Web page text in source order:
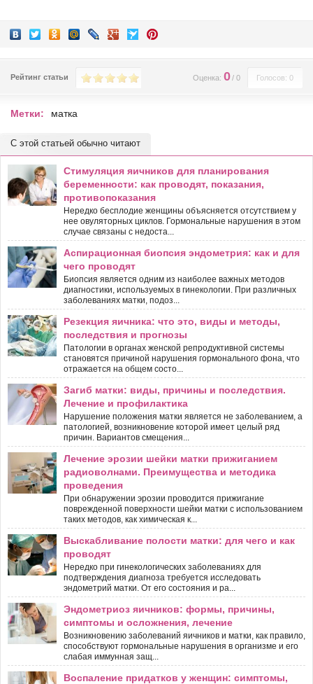
Рейтинг статьи Голосов: 0
Оценка: 0/ 0
Метки: матка
С этой статьей обычно читают
Стимуляция яичников для планирования
беременности: как проводят, показания,
противопоказания
Нередко бесплодие женщины объясняется отсутствием у
нее овуляторных циклов. Гормональные нарушения в этом
случае связаны с недоста...
Аспирационная биопсия эндометрия: как и для
чего проводят
Биопсия является одним из наиболее важных методов
диагностики, используемых в гинекологии. При различных
заболеваниях матки, подоз...
Резекция яичника: что это, виды и методы,
последствия и прогнозы
Патологии в органах женской репродуктивной системы
становятся причиной нарушения гормонального фона, что
отражается на общем состо...
Загиб матки: виды, причины и последствия.
Лечение и профилактика
Нарушение положения матки является не заболеванием, а
патологией, возникновение которой имеет целый ряд
причин. Вариантов смещения...
Лечение эрозии шейки матки прижиганием
радиоволнами. Преимущества и методика
проведения
При обнаружении эрозии проводится прижигание
поврежденной поверхности шейки матки с использованием
таких методов, как химическая к...
Выскабливание полости матки: для чего и как
проводят
Нередко при гинекологических заболеваниях для
подтверждения диагноза требуется исследовать
эндометрий матки. От его состояния и ра...
Эндометриоз яичников: формы, причины,
симптомы и осложнения, лечение
Возникновению заболеваний яичников и матки, как правило,
способствуют гормональные нарушения в организме и его
слабая иммунная защ...
Воспаление придатков у женщин: симптомы,